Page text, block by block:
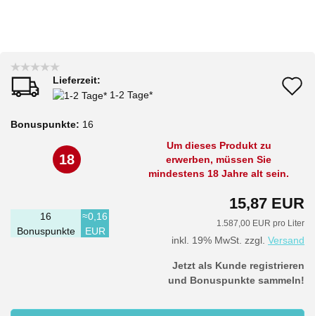
Lieferzeit:
1-2 Tage*
Bonuspunkte: 16
18
Um dieses Produkt zu
erwerben, müssen Sie
mindestens 18 Jahre alt sein.
15,87 EUR
1.587,00 EUR pro Liter
inkl. 19% MwSt. zzgl. Versand
16
Bonuspunkte
≈0,16
EUR
Jetzt als Kunde registrieren
und Bonuspunkte sammeln!